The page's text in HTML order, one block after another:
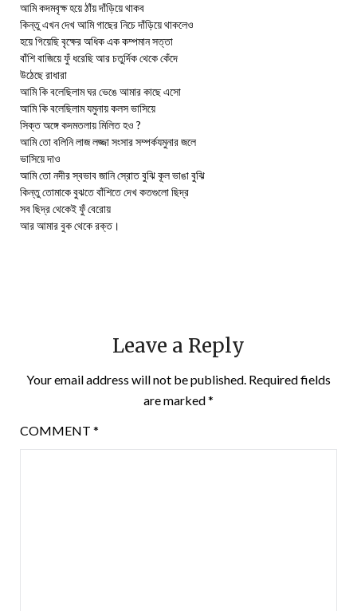
আমি কদমবৃক্ষ হয়ে ঠাঁয় দাঁড়িয়ে থাকব
কিন্তু এখন দেখ আমি গাছের নিচে দাঁড়িয়ে থাকলেও
হয়ে গিয়েছি বৃক্ষের অধিক এক কম্পমান সত্তা
বাঁশি বাজিয়ে ফুঁ ধরেছি আর চতুর্দিক থেকে কেঁদে
উঠেছে রাধারা
আমি কি বলেছিলাম ঘর ভেঙে আমার কাছে এসো
আমি কি বলেছিলাম যমুনায় কলস ভাসিয়ে
সিক্ত অঙ্গে কদমতলায় মিলিত হও ?
আমি তো বলিনি লাজ লজ্জা সংসার সম্পর্কযমুনার জলে
ভাসিয়ে দাও
আমি তো নদীর স্বভাব জানি স্রোত বুঝি কূল ভাঙা বুঝি
কিন্তু তোমাকে বুঝতে বাঁশিতে দেখ কতগুলো ছিদ্র
সব ছিদ্র থেকেই ফুঁ বেরোয়
আর আমার বুক থেকে রক্ত।
Leave a Reply
Your email address will not be published. Required fields
are marked*
COMMENT *